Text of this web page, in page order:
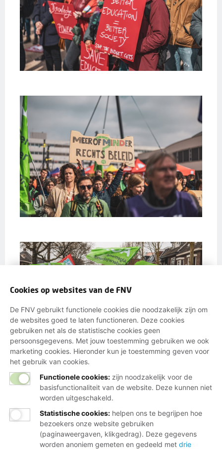
Wij helpen je graag
Bij al je vragen over werk, inkomen en
lidmaatschap.
Cookies op websites van de FNV
De FNV gebruikt functionele cookies die noodzakelijk zijn om
de websites goed te laten functioneren. Deze cookies
gebruiken net als de statistische cookies geen
persoonsgegevens. Met jouw toestemming gebruiken we ook
marketing cookies. Hieronder kun je toestemming geven voor
het gebruik van cookies.
Functionele cookies: zijn noodzakelijk voor de
basisfunctionaliteit van de website. Deze kunnen niet
worden uitgeschakeld.
Statistische cookies: helpen ons te begrijpen hoe
bezoekers onze website gebruiken
(paginaweergaven, klikgedrag). Deze gegevens
worden anoniem gemeten en gedeeld met drie